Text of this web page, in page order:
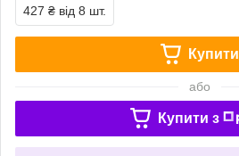
427 ₴ від 8 шт.
Купити
або
Купити з